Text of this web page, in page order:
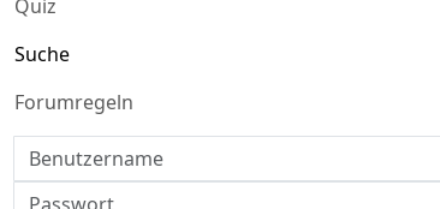
Quiz
Suche
Forumregeln
Benutzername
Passwort